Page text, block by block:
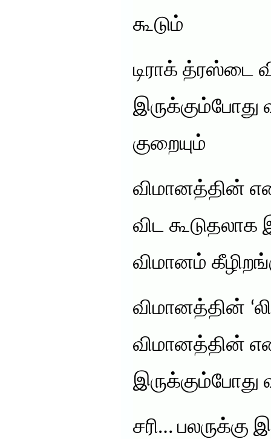
கூடும்
டிராக் த்ரஸ்டை
குறையும்
விமானத்தின்
விட கூடுதலாக
விமானம்
விமானத்தின்
விமானத்தின்
இருக்கும்போது
சரி…